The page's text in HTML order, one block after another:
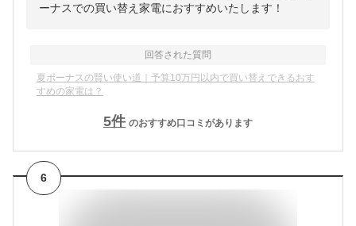
ーナスでの買い替え家電におすすめいたします！
回答された質問
夏ボーナスの賢い使い道｜予算10万円以内で買い替えできるおす
すめの家電は？
5件 のおすすめ口コミがあります
6